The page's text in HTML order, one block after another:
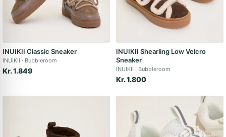
INUIKII Classic Sneaker
INUIKII Bubbleroom
Kr. 1.849
INUIKII Shearling Low Velcro
Sneaker
INUIKII Bubbleroom
Kr. 1.800